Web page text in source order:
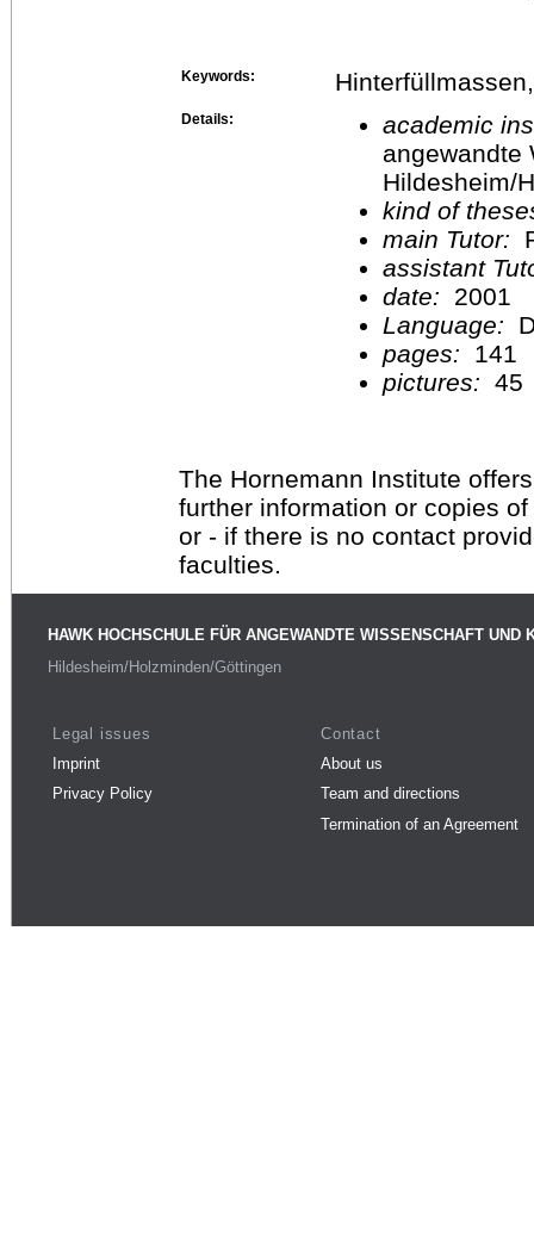
Keywords:
Details:
academic
angewandte
Hildesheim/
kind of
main Tutor:
assistant
date:
2001
Language:
pages:
141
pictures: 45
The Hornemann Institute
further information or copies
or - if there is no contact
faculties.
HAWK HOCHSCHULE FÜR ANGEWANDTE WISSENSCHAFT UND
Hildesheim/Holzminden/Göttingen
Legal issues
Imprint
Privacy Policy
Contact
About us
Team and directions
Termination of an Agreement